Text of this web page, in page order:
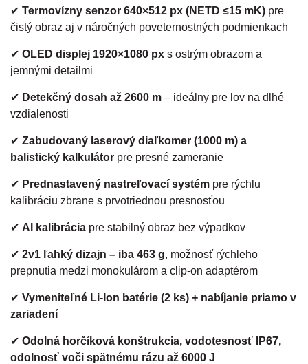
✔ Termovízny senzor 640×512 px (NETD ≤15 mK) pre
čistý obraz aj v náročných poveternostných podmienkach
✔ OLED displej 1920×1080 px s ostrým obrazom a
jemnými detailmi
✔ Detekčný dosah až 2600 m – ideálny pre lov na dlhé
vzdialenosti
✔ Zabudovaný laserový diaľkomer (1000 m) a
balistický kalkulátor pre presné zameranie
✔ Prednastavený nastreľovací systém pre rýchlu
kalibráciu zbrane s prvotriednou presnosťou
✔ AI kalibrácia pre stabilný obraz bez výpadkov
✔ 2v1 ľahký dizajn – iba 463 g, možnosť rýchleho
prepnutia medzi monokulárom a clip-on adaptérom
✔ Vymeniteľné Li-Ion batérie (2 ks) + nabíjanie priamo v
zariadení
✔ Odolná horčíková konštrukcia, vodotesnosť IP67,
odolnosť voči spätnému rázu až 6000 J